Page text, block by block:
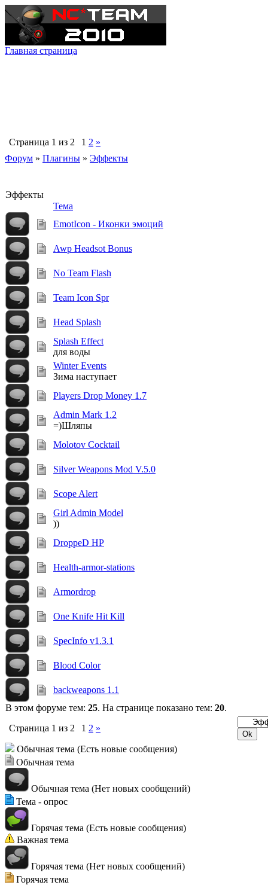
Главная страница
Страница 1 из 2 1 2 »
Форум » Плагины » Эффекты
Эффекты
Тема
EmotIcon - Иконки эмоций
Awp Headsot Bonus
No Team Flash
Team Icon Spr
Head Splash
Splash Effect
для воды
Winter Events
Зима наступает
Players Drop Money 1.7
Admin Mark 1.2
=)Шляпы
Molotov Cocktail
Silver Weapons Mod V.5.0
Scope Alert
Girl Admin Model
))
DroppeD HP
Health-armor-stations
Armordrop
One Knife Hit Kill
SpecInfo v1.3.1
Blood Color
backweapons 1.1
В этом форуме тем: 25. На странице показано тем: 20.
Страница 1 из 2 1 2 »
Обычная тема (Есть новые сообщения)
Обычная тема
Обычная тема (Нет новых сообщений)
Тема - опрос
Горячая тема (Есть новые сообщения)
Важная тема
Горячая тема (Нет новых сообщений)
Горячая тема